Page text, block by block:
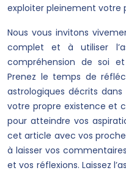
exploiter pleinement votre
Nous vous invitons
complet et à utiliser
compréhension de soi
Prenez le temps de
astrologiques décrits
votre propre existence et
pour atteindre vos
cet article avec vos
à laisser vos
et vos réflexions. Laissez